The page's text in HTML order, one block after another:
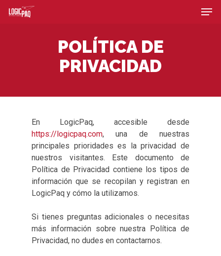
POLÍTICA DE
PRIVACIDAD
En LogicPaq, accesible desde
https://logicpaq.com, una de nuestras
principales prioridades es la privacidad de
nuestros visitantes. Este documento de
Política de Privacidad contiene los tipos de
información que se recopilan y registran en
LogicPaq y cómo la utilizamos.
Si tienes preguntas adicionales o necesitas
más información sobre nuestra Política de
Privacidad, no dudes en contactarnos.